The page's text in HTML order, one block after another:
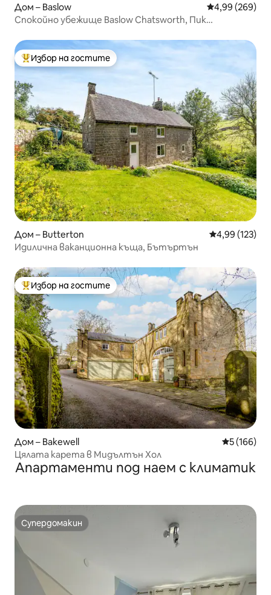
Дом – Baslow Средна
4,99 (269)
Спокойно убежище Baslow Chatsworth, Пик
Най-популярен избор на гостите
Избор на гостите
Дом – Butterton Средна
4,99 (123)
Идилична ваканционна къща, Бътъртън
Най-популярен избор на гостите
Избор на гостите
Дом – Bakewell Средна
5 (166)
Цялата карета в Мидълтън Хол
Апартаменти под наем с климатик
Супердомакин
Супердомакин